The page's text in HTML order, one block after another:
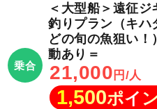
乗合
＜大型船＞遠征
釣りプラン（キハ
どの旬の魚狙い
動あり＝
21,000 円/人
1,500ポイ